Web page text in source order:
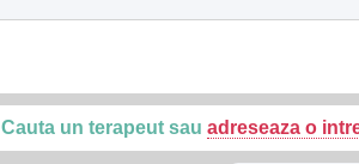
Cauta un terapeut sau adreseaza o